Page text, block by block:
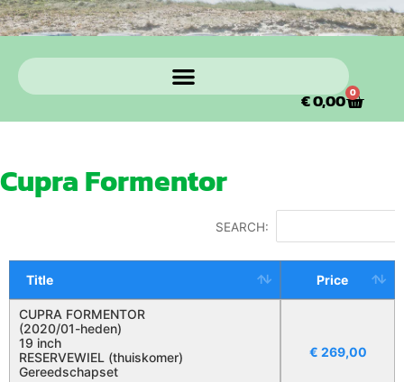
€0,00 0
Cupra Formentor
SEARCH:
Title Price
CUPRA FORMENTOR
(2020/01-heden)
19 inch
RESERVEWIEL (thuiskomer)
Gereedschapset
€ 269,00